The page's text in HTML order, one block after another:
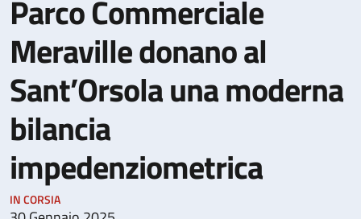
Parco Commerciale
Meraville donano al
Sant’Orsola una moderna
bilancia
impedenziometrica
IN CORSIA